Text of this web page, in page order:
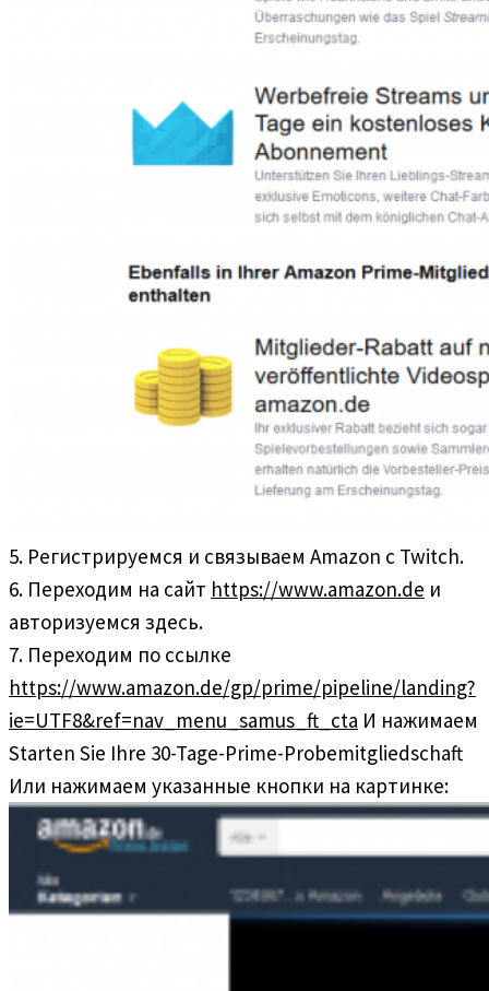
5. Регистрируемся и связываем Amazon с Twitch.
6. Переходим на сайт https://www.amazon.de и
авторизуемся здесь.
7. Переходим по ссылке
https://www.amazon.de/gp/prime/pipeline/landing?
ie=UTF8&ref=nav_menu_samus_ft_cta И нажимаем
Starten Sie Ihre 30-Tage-Prime-Probemitgliedschaft
Или нажимаем указанные кнопки на картинке: